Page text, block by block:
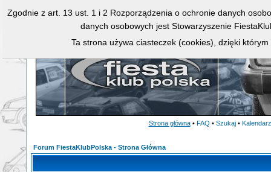
Strona główna • FAQ • Szukaj • Kalendarz
Forum FiestaKlubPolska - Strona Główna
Zgodnie z art. 13 ust. 1 i 2 Rozporządzenia o ochronie danych
danych osobowych jest Stowarzyszenie
Ta strona używa ciasteczek (cookies), dzięki